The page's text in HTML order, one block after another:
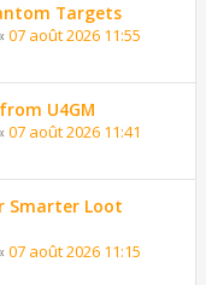
Targets
07 août 2026 11:55
U4GM
07 août 2026 11:41
Smarter Loot
07 août 2026 11:15